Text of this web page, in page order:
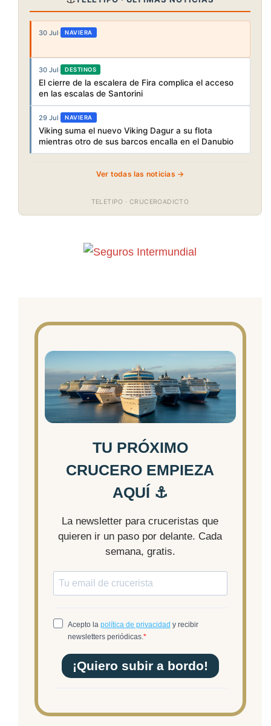
30 Jul· NAVIERA
30 Jul· DESTINOS
El cierre de la escalera de Fira complica el acceso
en las escalas de Santorini
29 Jul· NAVIERA
Viking suma el nuevo Viking Dagur a su flota
mientras otro de sus barcos encalla en el Danubio
Ver todas las noticias →
TELETIPO · CRUCEROADICTO